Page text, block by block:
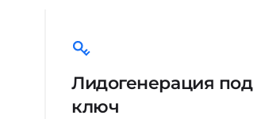
Лидогенерация под
ключ